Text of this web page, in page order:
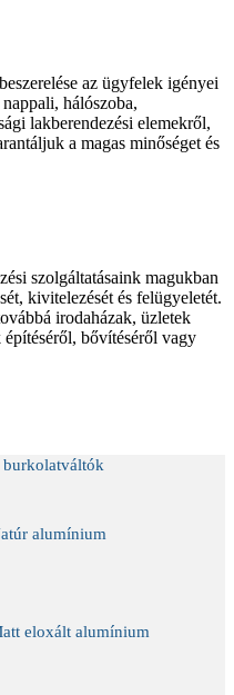
az ügyfelek igényei
hálószoba,
lakberendezési elemekről,
a magas minőséget és
szolgáltatásaink magukban
kivitelezését és felügyeletét.
irodaházak, üzletek
bővítéséről vagy
burkolatváltók
alumínium
eloxált alumínium